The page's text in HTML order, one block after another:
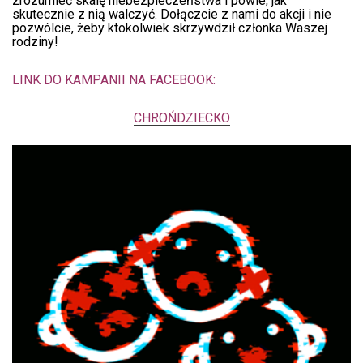
skutecznie z nią walczyć. Dołączcie z nami do akcji i nie
pozwólcie, żeby ktokolwiek skrzywdził członka Waszej
rodziny!
LINK DO KAMPANII NA FACEBOOK:
CHROŃDZIECKO